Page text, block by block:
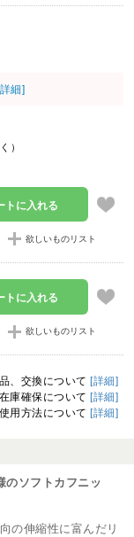
細]
）
トに入れる
欲しいものリスト
トに入れる
欲しいものリスト
、交換について [詳細]
庫確保について [詳細]
用方法について [詳細]
のソフトカフニッ
の伸縮性に富んだリ